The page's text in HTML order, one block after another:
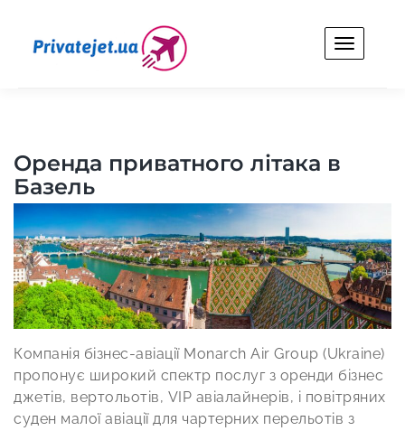
content
Оренда приватного літака в
Базель
Компанія бізнес-авіації Monarch Air Group (Ukraine)
пропонує широкий спектр послуг з оренди бізнес
джетів, вертольотів, VIP авіалайнерів, і повітряних
суден малої авіації для чартерних перельотів з